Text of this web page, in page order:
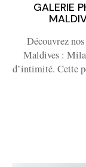
GALERIE
Découvrez
Maldives :
d’intimité. Cette